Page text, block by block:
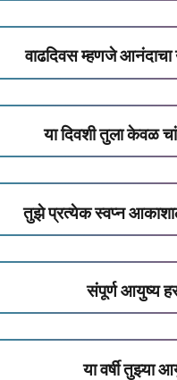
वाढदिवस म्हणजे
या दिवशी तुला केवळ
तुझे प्रत्येक स्वप्न
संपूर्ण आयुष्य
या वर्षी तुझ्या